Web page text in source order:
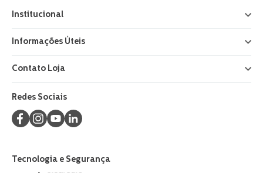
Institucional +
Informações Úteis +
Contato Loja +
Redes Sociais
Tecnologia e Segurança